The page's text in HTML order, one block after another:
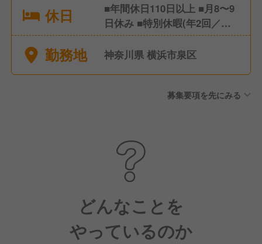
休日
■年間休日110日以上 ■月8〜9
日休み ■特別休暇(年2回／公
休＋3日休み※5連休取得も可)
■有給休暇 ■慶弔休暇
勤務地 神奈川県 横浜市泉区
募集要項を先にみる
どんなことを
やっているのか